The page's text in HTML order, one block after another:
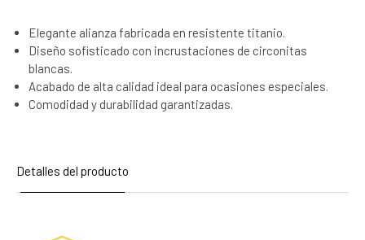
Elegante alianza fabricada en resistente titanio.
Diseño sofisticado con incrustaciones de circonitas
blancas.
Acabado de alta calidad ideal para ocasiones especiales.
Comodidad y durabilidad garantizadas.
Detalles del producto